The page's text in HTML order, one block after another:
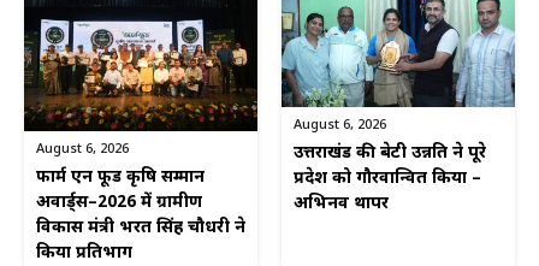
August 6, 2026
फार्म एन फूड कृषि सम्मान
अवार्ड्स–2026 में ग्रामीण
विकास मंत्री भरत सिंह चौधरी ने
किया प्रतिभाग
August 6, 2026
उत्तराखंड की बेटी उन्नति ने पूरे
प्रदेश को गौरवान्वित किया –
अभिनव थापर